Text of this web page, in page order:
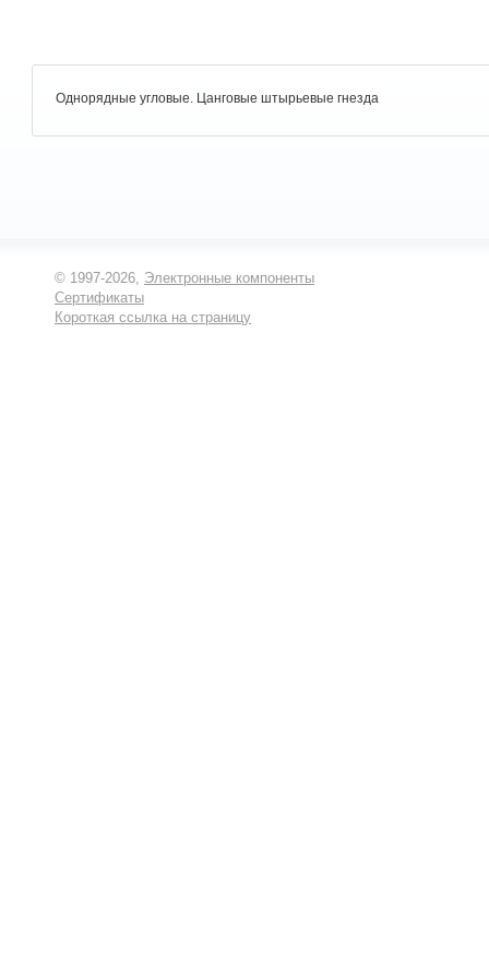
Однорядные угловые. Цанговые штырьевые гнезда
© 1997-2026, Электронные компоненты
Сертификаты
Короткая ссылка на страницу